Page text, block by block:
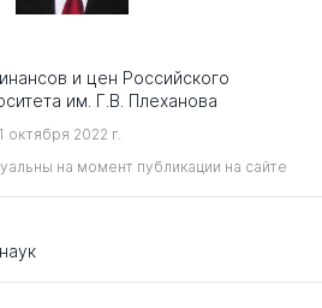
и цен Российского
им. Г.В. Плеханова
2022 г.
на момент публикации на сайте